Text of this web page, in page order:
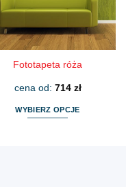
na
produktu
Fototapeta róża
cena od: 714 zł
WYBIERZ OPCJE